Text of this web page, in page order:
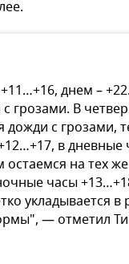
днем –
грозами. В
дожди с грозами,
в дневные
на тех же
часы
укладывается в
— отметил